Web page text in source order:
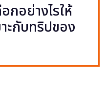
กอย่างไรให้
ะกับทริปของ